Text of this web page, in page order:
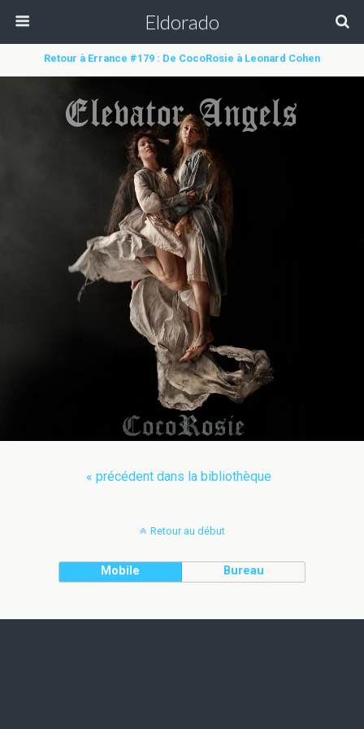
Eldorado
Retour à Errance #179 : De CocoRosie à Leonard Cohen
« précédent dans la bibliothèque
Retour au début
Mobile Bureau